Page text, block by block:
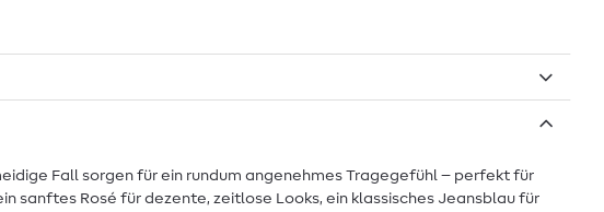
Fall sorgen für ein rundum angenehmes Tragegefühl – perfekt für
sanftes Rosé für dezente, zeitlose Looks, ein klassisches Jeansblau für